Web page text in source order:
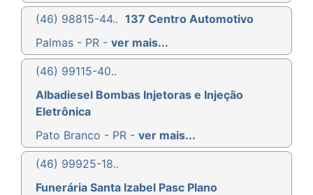
(46) 98815-44.. 137 Centro Automotivo
Palmas - PR - ver mais...
(46) 99115-40..
Albadiesel Bombas Injetoras e Injeção
Eletrônica
Pato Branco - PR - ver mais...
(46) 99925-18..
Funerária Santa Izabel Pasc Plano